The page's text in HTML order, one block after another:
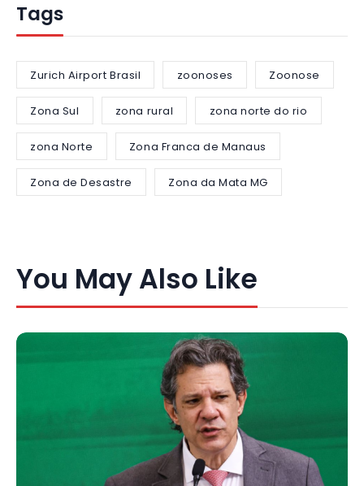
Tags
Zurich Airport Brasil zoonoses Zoonose
Zona Sul zona rural zona norte do rio
zona Norte Zona Franca de Manaus
Zona de Desastre Zona da Mata MG
You May Also Like